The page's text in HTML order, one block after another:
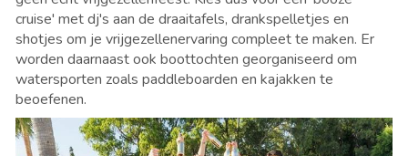
cruise' met dj's aan de draaitafels, drankspelletjes en
shotjes om je vrijgezellenervaring compleet te maken. Er
worden daarnaast ook boottochten georganiseerd om
watersporten zoals paddleboarden en kajakken te
beoefenen.